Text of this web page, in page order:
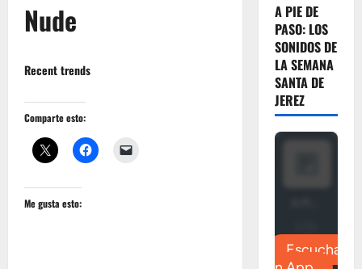
Nude
Recent trends
Comparte esto:
Me gusta esto:
A PIE DE
PASO: LOS
SONIDOS DE
LA SEMANA
SANTA DE
JEREZ